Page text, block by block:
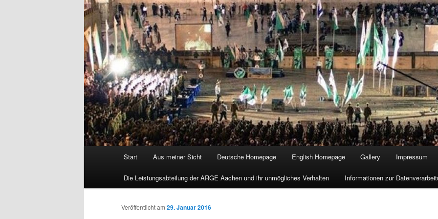
Start Aus meiner Sicht Deutsche Homepage English Homepage Gallery Impressum
Die Leistungsabteilung der ARGE Aachen und ihr unmögliches Verhalten Informationen zur
Veröffentlicht am 29. Januar 2016